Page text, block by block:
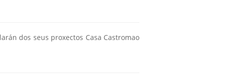
dos seus proxectos Casa Castromao